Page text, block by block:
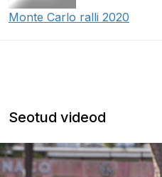
Monte Carlo ralli 2020
Seotud videod